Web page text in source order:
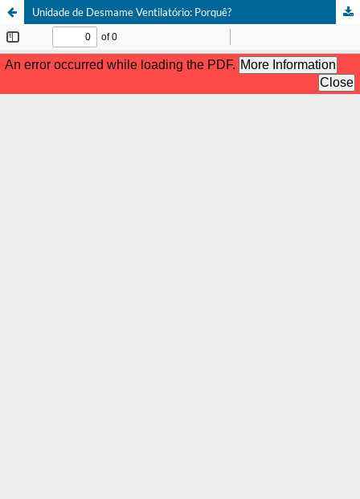
Unidade de Desmame Ventilatório: Porquê?